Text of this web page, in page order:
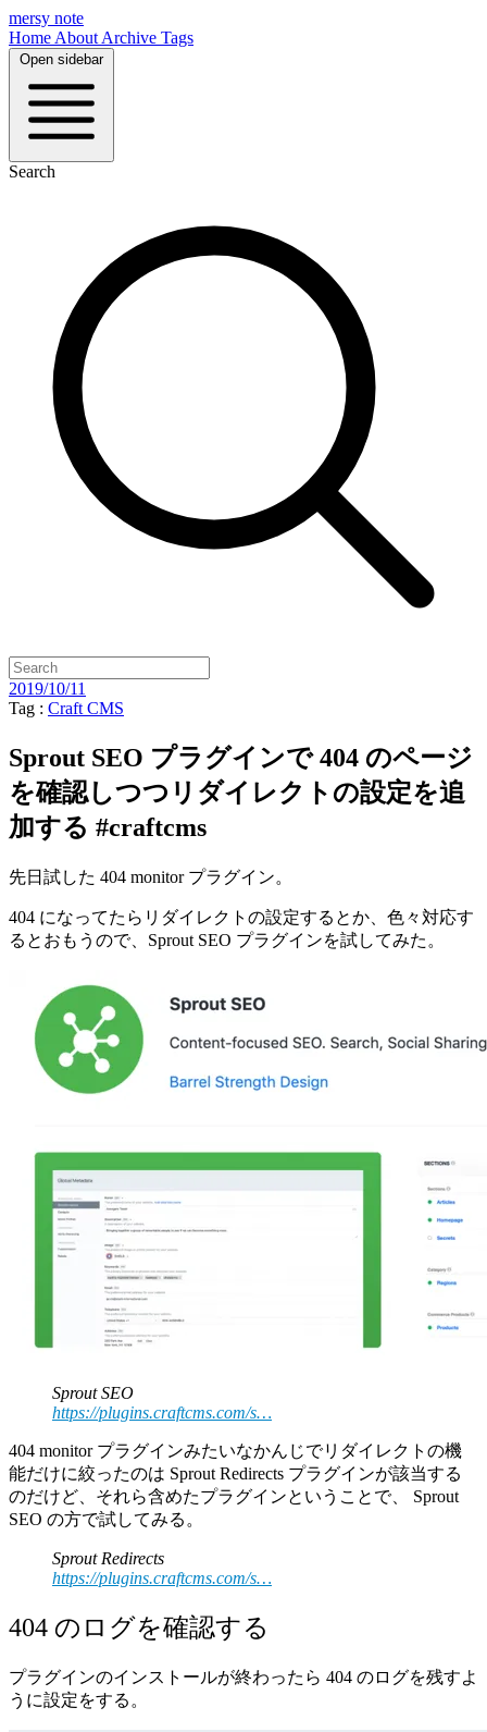
mersy note
Home About Archive Tags
Open sidebar
Search
2019/10/11
Tag : Craft CMS
Sprout SEO プラグインで 404 のページ
を確認しつつリダイレクトの設定を追
加する #craftcms
先日試した 404 monitor プラグイン。
404 になってたらリダイレクトの設定するとか、色々対応す
るとおもうので、Sprout SEO プラグインを試してみた。
Sprout SEO
https://plugins.craftcms.com/s…
404 monitor プラグインみたいなかんじでリダイレクトの機
能だけに絞ったのは Sprout Redirects プラグインが該当する
のだけど、それら含めたプラグインということで、 Sprout
SEO の方で試してみる。
Sprout Redirects
https://plugins.craftcms.com/s…
404 のログを確認する
プラグインのインストールが終わったら 404 のログを残すよ
うに設定をする。